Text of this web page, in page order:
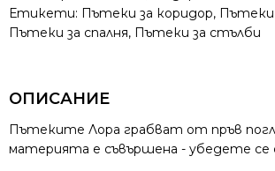
Етикети: Пътеки за коридор, Пътеки
Пътеки за спалня, Пътеки за стълби
ОПИСАНИЕ
Пътеките Лора грабват от пръв
материята е съвършена - убедете се